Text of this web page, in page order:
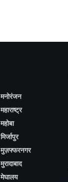
मनोरंजन
महाराष्ट्र
महोबा
मिर्जापुर
मुज़फ्फरनगर
मुरादाबाद
मेघालय